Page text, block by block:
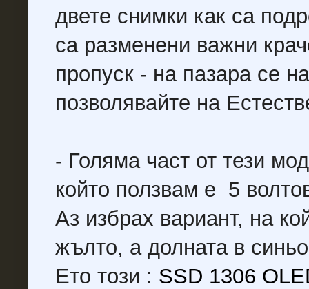
двете снимки как са
са разменени важни
пропуск - на пазара се
позволявайте на
- Голяма част от тези
който ползвам е 5
Аз избрах вариант, на
жълто, а долната в
Ето този : SSD 1306